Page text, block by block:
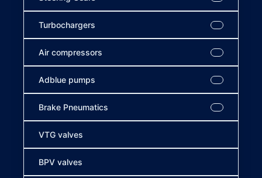
Turbochargers
Air compressors
Adblue pumps
Brake Pneumatics
VTG valves
BPV valves